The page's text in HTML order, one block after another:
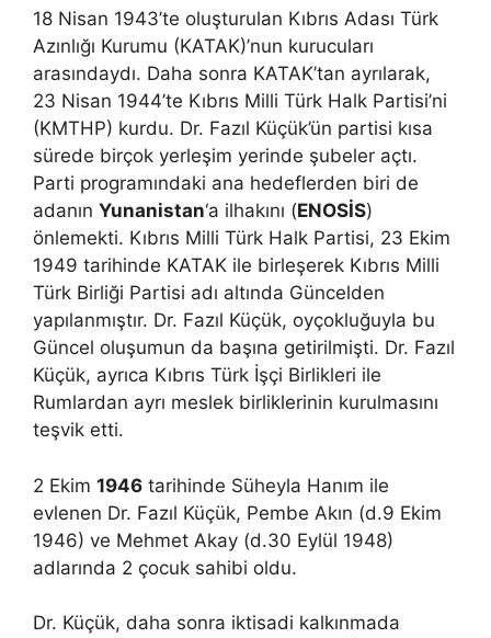
18 Nisan 1943’te oluşturulan Kıbrıs Adası Türk
Azınlığı Kurumu (KATAK)’nun kurucuları
arasındaydı. Daha sonra KATAK’tan ayrılarak,
23 Nisan 1944’te Kıbrıs Milli Türk Halk Partisi’ni
(KMTHP) kurdu. Dr. Fazıl Küçük’ün partisi kısa
sürede birçok yerleşim yerinde şubeler açtı.
Parti programındaki ana hedeflerden biri de
adanın Yunanistan‘a ilhakını (ENOSİS)
önlemekti. Kıbrıs Milli Türk Halk Partisi, 23 Ekim
1949 tarihinde KATAK ile birleşerek Kıbrıs Milli
Türk Birliği Partisi adı altında Güncelden
yapılanmıştır. Dr. Fazıl Küçük, oyçokluğuyla bu
Güncel oluşumun da başına getirilmişti. Dr. Fazıl
Küçük, ayrıca Kıbrıs Türk İşçi Birlikleri ile
Rumlardan ayrı meslek birliklerinin kurulmasını
teşvik etti.
2 Ekim 1946 tarihinde Süheyla Hanım ile
evlenen Dr. Fazıl Küçük, Pembe Akın (d.9 Ekim
1946) ve Mehmet Akay (d.30 Eylül 1948)
adlarında 2 çocuk sahibi oldu.
Dr. Küçük, daha sonra iktisadi kalkınmada